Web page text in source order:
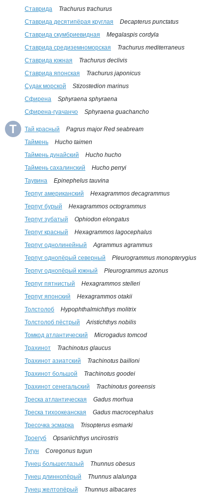
Ставрида
Trachurus trachurus
Ставрида десятипёрая круглая
Decapterus punctatus
Ставрида скумбриевидная
Megalaspis cordyla
Ставрида средиземноморская
Trachurus mediterraneus
Ставрида южная
Trachurus declivis
Ставрида японская
Trachurus japonicus
Судак морской
Stizostedion marinus
Сфирена
Sphyraena sphyraena
Сфирена-гуачанчо
Sphyraena guachancho
Т Тай красный
Pagrus major Red seabream
Таймень
Hucho taimen
Таймень дунайский
Hucho hucho
Таймень сахалинский
Hucho perryi
Таувина
Epinephelus tauvina
Терпуг американский
Hexagrammos decagrammus
Терпуг бурый
Hexagrammos octogrammus
Терпуг зубатый
Ophiodon elongatus
Терпуг красный
Hexagrammos lagocephalus
Терпуг однолинейный
Agrammus agrammus
Терпуг однопёрый северный
Pleurogrammus monopterygius
Терпуг однопёрый южный
Pleurogrammus azonus
Терпуг пятнистый
Hexagrammos stelleri
Терпуг японский
Hexagrammos otakii
Толстолоб
Hypophthalmichthys molitrix
Толстолоб пёстрый
Aristichthys nobilis
Томкод атлантический
Microgadus tomcod
Трахинот
Trachinotus glaucus
Трахинот азиатский
Trachinotus bailloni
Трахинот большой
Trachinotus goodei
Трахинот сенегальский
Trachinotus goreensis
Треска атлантическая
Gadus morhua
Треска тихоокеанская
Gadus macrocephalus
Тресочка эсмарка
Trisopterus esmarki
Троегуб
Opsariichthys uncirostris
Тугун
Coregonus tugun
Тунец большеглазый
Thunnus obesus
Тунец длиннопёрый
Thunnus alalunga
Тунец желтопёрый
Thunnus albacares